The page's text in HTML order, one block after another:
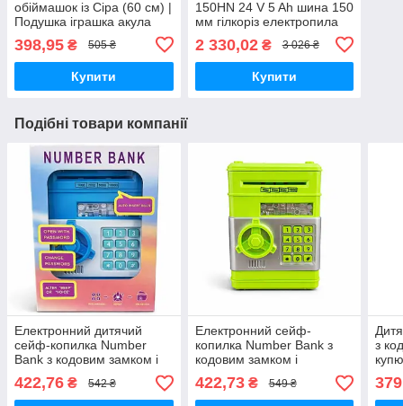
обіймашок із Сіра (60 см) |
Подушка іграшка акула
398,95 ₴ 505 ₴
Купити
150HN 24 V 5 Ah шина 150
мм гілкоріз електропила
2 330,02₴ 3 026 ₴
Купити
Подібні товари компанії
Електронний дитячий
сейф-копилка Number
Bank з кодовим замком і
звуковими ефектами
ГОЛУБИЙ
422,76 ₴ 542 ₴
Електронний сейф-
копилка Number Bank з
кодовим замком і
звуковими ефектами
ЗЕЛЕНИЙ
422,73₴ 549 ₴
з